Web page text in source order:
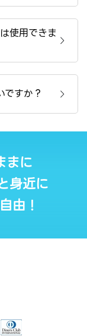
使用できま
ですか？
まに
身近に
由！